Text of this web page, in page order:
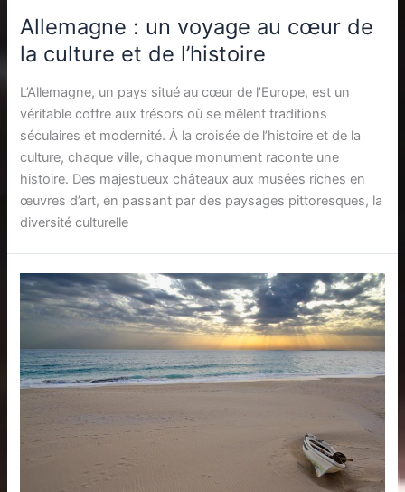
Allemagne : un voyage au cœur de
la culture et de l’histoire
L’Allemagne, un pays situé au cœur de l’Europe, est un
véritable coffre aux trésors où se mêlent traditions
séculaires et modernité. À la croisée de l’histoire et de la
culture, chaque ville, chaque monument raconte une
histoire. Des majestueux châteaux aux musées riches en
œuvres d’art, en passant par des paysages pittoresques, la
diversité culturelle